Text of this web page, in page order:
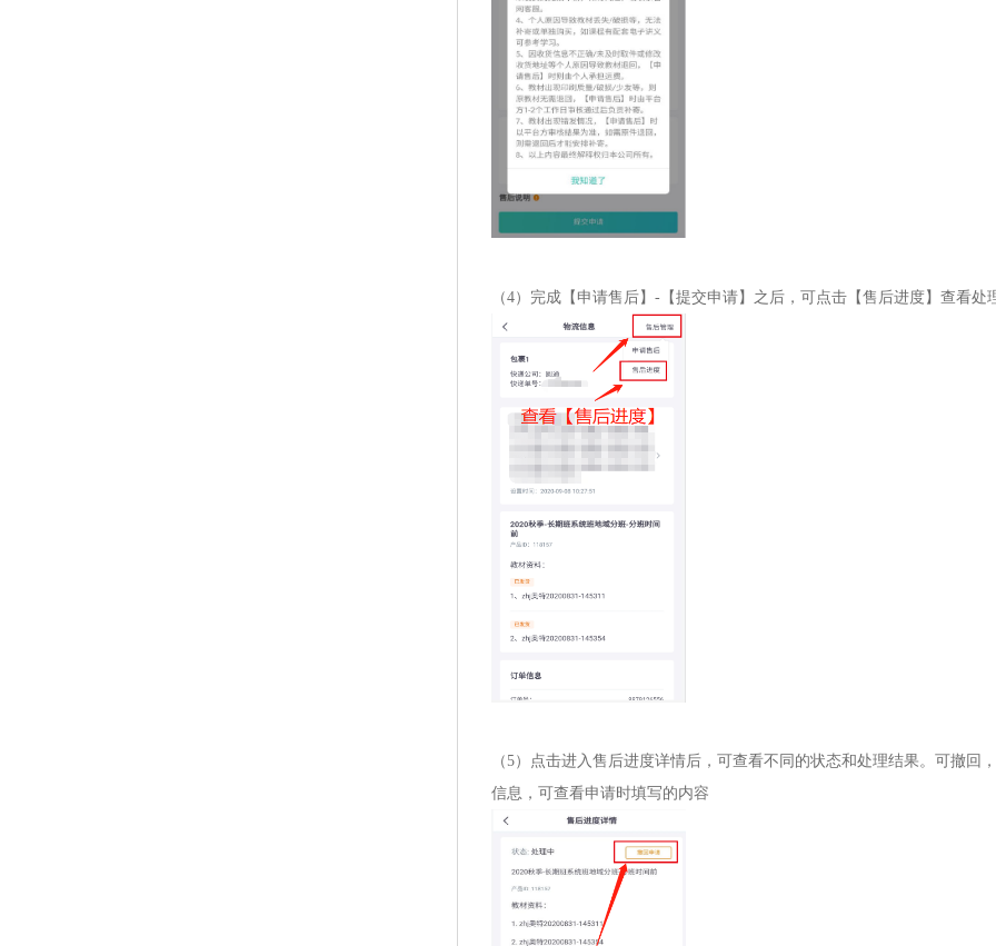
（4）完成【申请售后】-【提交申请】之后，可点击【售后进度】查看处
（5）点击进入售后进度详情后，可查看不同的状态和处理结果。可撤回
信息，可查看申请时填写的内容